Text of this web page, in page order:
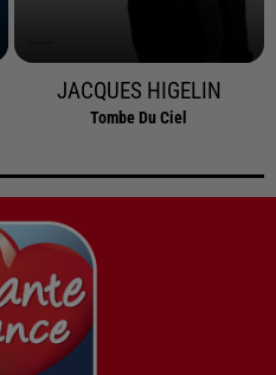
JACQUES HIGELIN
Tombe Du Ciel